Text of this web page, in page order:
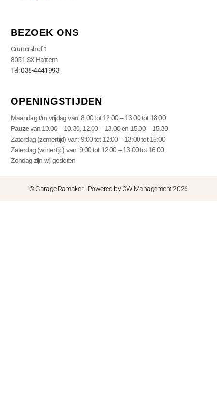
BEZOEK ONS
Crunershof 1
8051 SX Hattem
Tel:038-4441993
OPENINGSTIJDEN
Maandag t/m vrijdag van: 8:00 tot 12:00 – 13:00 tot 18:00
Pauzevan 10.00 – 10.30, 12.00 – 13.00 en 15.00 – 15.30
Zaterdag (zomertijd) van: 9:00 tot 12:00 – 13:00 tot 15:00
Zaterdag (wintertijd) van: 9:00 tot 12:00 – 13:00 tot 16:00
Zondag zijn wij gesloten
© Garage Ramaker - Powered by GW Management 2026